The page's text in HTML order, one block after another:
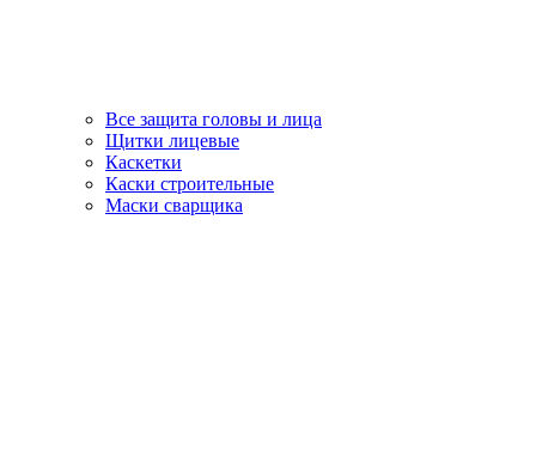
Все защита головы и лица
Щитки лицевые
Каскетки
Каски строительные
Маски сварщика